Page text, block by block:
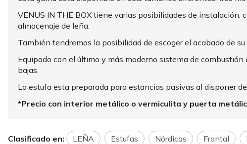
VENUS IN THE BOX tiene varias posibilidades de instalación:
almacenaje de leña.
También tendremos la posibilidad de escoger el acabado de
Equipado con el último y más moderno sistema de
bajas.
La estufa esta preparada para estancias pasivas al disponer
*Precio con interior metálico o vermiculita y puerta
Clasificado en: LEÑA Estufas Nórdicas Frontal